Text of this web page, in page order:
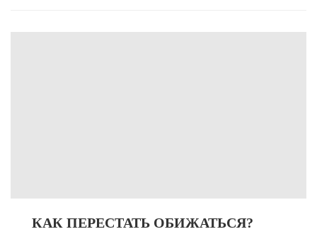
КАК ПЕРЕСТАТЬ ОБИЖАТЬСЯ?